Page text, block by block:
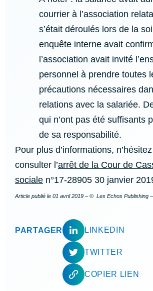
courrier à l’association
s’était déroulés lors de la
enquête interne avait
l’association avait invité
personnel à prendre toutes
précautions nécessaires
relations avec la salariée.
qui n’ont pas été suffisants
de sa responsabilité.
Pour plus d’informations,
consulter l’arrêt de la Cour de
sociale n°17-28905 30 janvier
Article publié le 01 avril 2019 – © Les Echos Publishing
PARTAGER LINKEDIN
TWITTER
COPIER LIEN